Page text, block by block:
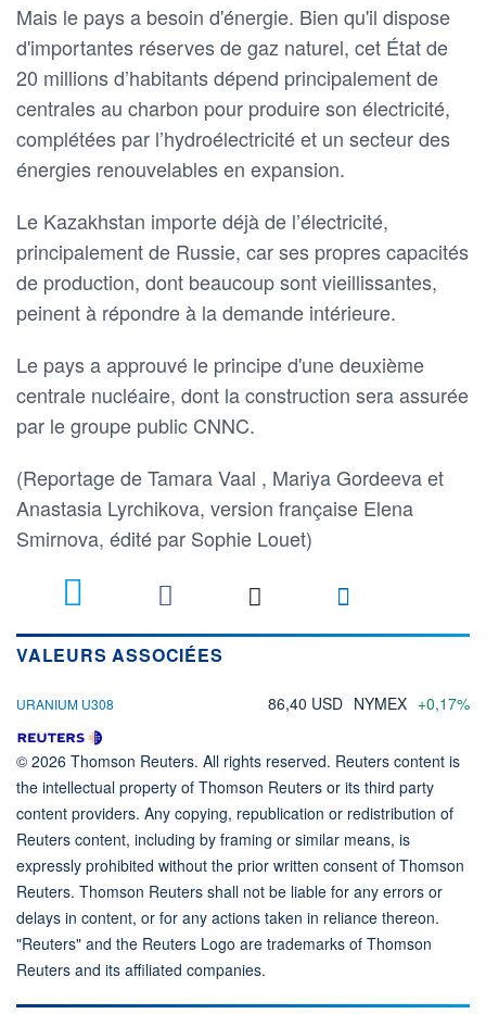
Mais le pays a besoin d'énergie. Bien qu'il dispose
d'importantes réserves de gaz naturel, cet État de
20 millions d’habitants dépend principalement de
centrales au charbon pour produire son électricité,
complétées par l’hydroélectricité et un secteur des
énergies renouvelables en expansion.
Le Kazakhstan importe déjà de l’électricité,
principalement de Russie, car ses propres capacités
de production, dont beaucoup sont vieillissantes,
peinent à répondre à la demande intérieure.
Le pays a approuvé le principe d'une deuxième
centrale nucléaire, dont la construction sera assurée
par le groupe public CNNC.
(Reportage de Tamara Vaal , Mariya Gordeeva et
Anastasia Lyrchikova, version française Elena
Smirnova, édité par Sophie Louet)
VALEURS ASSOCIÉES
URANIUM U308 86,40 USD NYMEX +0,17%
© 2026 Thomson Reuters. All rights reserved. Reuters content is
the intellectual property of Thomson Reuters or its third party
content providers. Any copying, republication or redistribution of
Reuters content, including by framing or similar means, is
expressly prohibited without the prior written consent of Thomson
Reuters. Thomson Reuters shall not be liable for any errors or
delays in content, or for any actions taken in reliance thereon.
"Reuters" and the Reuters Logo are trademarks of Thomson
Reuters and its affiliated companies.